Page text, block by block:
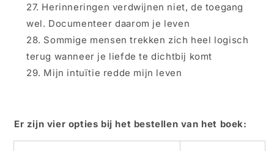
Herinneringen verdwijnen niet, de toegang
wel. Documenteer daarom je leven
Sommige mensen trekken zich heel logisch
terug wanneer je liefde te dichtbij komt
Mijn intuïtie redde mijn leven
Er zijn vier opties bij het bestellen van het boek: